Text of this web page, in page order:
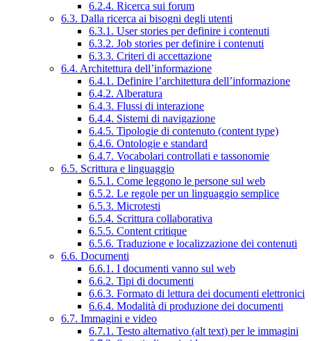
6.2.4. Ricerca sui forum
6.3. Dalla ricerca ai bisogni degli utenti
6.3.1. User stories per definire i contenuti
6.3.2. Job stories per definire i contenuti
6.3.3. Criteri di accettazione
6.4. Architettura dell’informazione
6.4.1. Definire l’architettura dell’informazione
6.4.2. Alberatura
6.4.3. Flussi di interazione
6.4.4. Sistemi di navigazione
6.4.5. Tipologie di contenuto (content type)
6.4.6. Ontologie e standard
6.4.7. Vocabolari controllati e tassonomie
6.5. Scrittura e linguaggio
6.5.1. Come leggono le persone sul web
6.5.2. Le regole per un linguaggio semplice
6.5.3. Microtesti
6.5.4. Scrittura collaborativa
6.5.5. Content critique
6.5.6. Traduzione e localizzazione dei contenuti
6.6. Documenti
6.6.1. I documenti vanno sul web
6.6.2. Tipi di documenti
6.6.3. Formato di lettura dei documenti elettronici
6.6.4. Modalità di produzione dei documenti
6.7. Immagini e video
6.7.1. Testo alternativo (alt text) per le immagini